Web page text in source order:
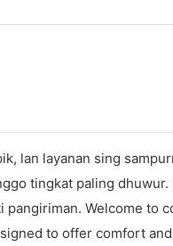
lan layanan sing
tingkat paling
pangiriman. Welcome
to offer comfort